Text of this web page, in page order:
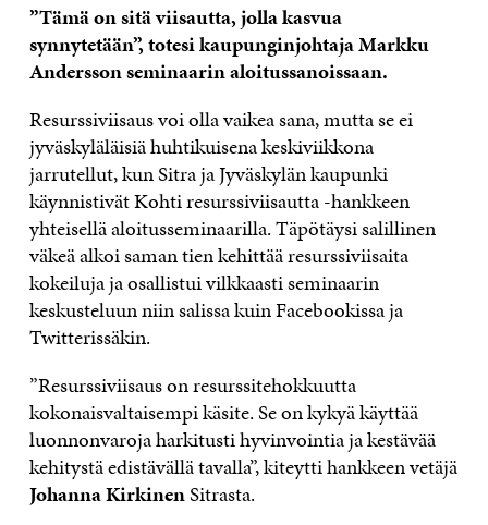
”Tämä on sitä viisautta, jolla kasvua
synnytetään”, totesi kaupunginjohtaja Markku
Andersson seminaarin aloitussanoissaan.
Resurssiviisaus voi olla vaikea sana, mutta se ei
jyväskyläläisiä huhtikuisena keskiviikkona
jarrutellut, kun Sitra ja Jyväskylän kaupunki
käynnistivät Kohti resurssiviisautta -hankkeen
yhteisellä aloitusseminaarilla. Täpötäysi salillinen
väkeä alkoi saman tien kehittää resurssiviisaita
kokeiluja ja osallistui vilkkaasti seminaarin
keskusteluun niin salissa kuin Facebookissa ja
Twitterissäkin.
”Resurssiviisaus on resurssitehokkuutta
kokonaisvaltaisempi käsite. Se on kykyä käyttää
luonnonvaroja harkitusti hyvinvointia ja kestävää
kehitystä edistävällä tavalla”, kiteytti hankkeen vetäjä
Johanna KirkinenSitrasta.